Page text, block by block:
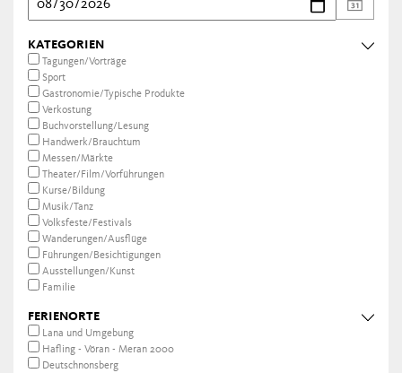
KATEGORIEN
Tagungen/Vorträge
Sport
Gastronomie/Typische Produkte
Verkostung
Buchvorstellung/Lesung
Handwerk/Brauchtum
Messen/Märkte
Theater/Film/Vorführungen
Kurse/Bildung
Musik/Tanz
Volksfeste/Festivals
Wanderungen/Ausflüge
Führungen/Besichtigungen
Ausstellungen/Kunst
Familie
FERIENORTE
Lana und Umgebung
Hafling - Vöran - Meran 2000
Deutschnonsberg